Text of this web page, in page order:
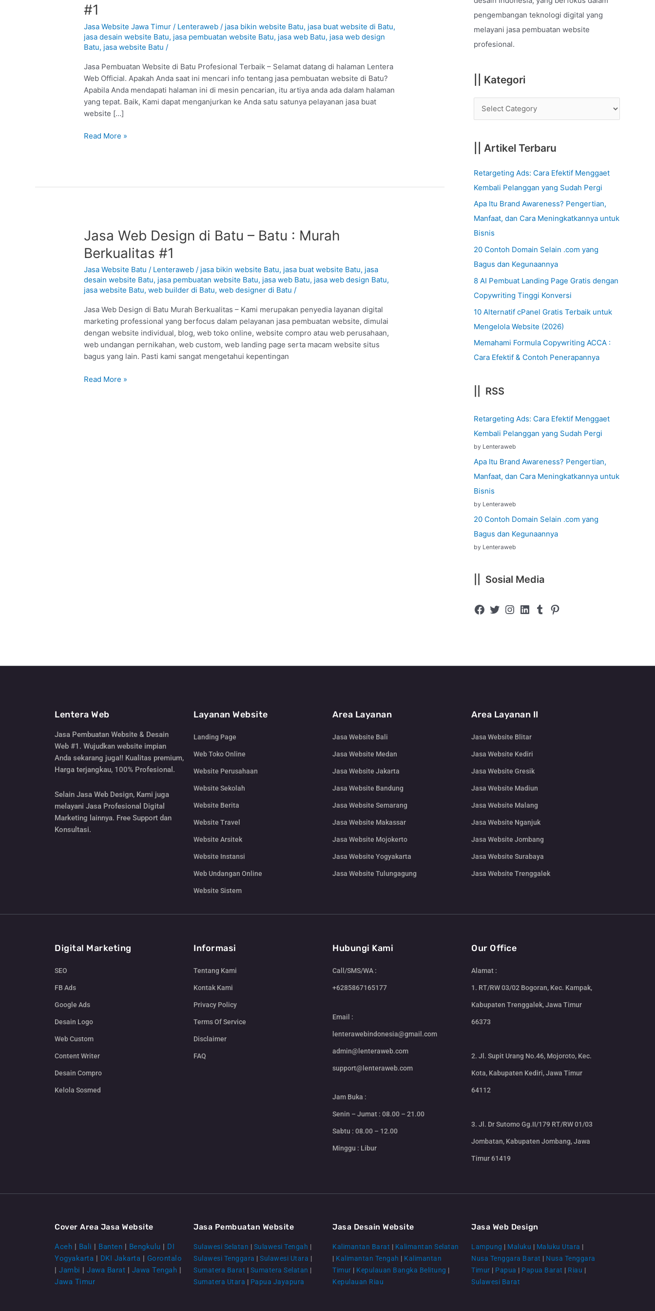
#1
Jasa Website Jawa Timur / Lenteraweb/ jasa bikin website Batu, jasa buat website di Batu,
jasa desain website Batu, jasa pembuatan website Batu, jasa web Batu, jasa web design
Batu, jasa website Batu /
Jasa Pembuatan Website di Batu Profesional Terbaik – Selamat datang di halaman Lentera
Web Official. Apakah Anda saat ini mencari info tentang jasa pembuatan website di Batu?
Apabila Anda mendapati halaman ini di mesin pencarian, itu artiya anda ada dalam halaman
yang tepat. Baik, Kami dapat menganjurkan ke Anda satu satunya pelayanan jasa buat
website […]
Website
di
Batu
:
#1
Read More »
Jasa Web Design di Batu – Batu : Murah
Berkualitas #1
Jasa Website Batu / Lenteraweb/ jasa bikin website Batu, jasa buat website Batu, jasa
desain website Batu, jasa pembuatan website Batu, jasa web Batu, jasa web design Batu,
jasa website Batu,web builder di Batu,web designer di Batu /
Jasa Web Design di Batu Murah Berkualitas – Kami merupakan penyedia layanan digital
marketing professional yang berfocus dalam pelayanan jasa pembuatan website, dimulai
dengan website individual, blog, web toko online, website compro atau web perusahaan,
web undangan pernikahan, web custom, web landing page serta macam website situs
bagus yang lain. Pasti kami sangat mengetahui kepentingan
Jasa
Web
Design
di
Batu
–
:
Murah
Berkualitas
#1
Read More »
o
r
:
pengembangan teknologi digital yang
melayani jasa pembuatan website
profesional.
|| Kategori
|| Artikel Terbaru
Retargeting Ads: Cara Efektif Menggaet
Kembali Pelanggan yang Sudah Pergi
Apa Itu Brand Awareness? Pengertian,
Manfaat, dan Cara Meningkatkannya untuk
Bisnis
20 Contoh Domain Selain .com yang
Bagus dan Kegunaannya
8 AI Pembuat Landing Page Gratis dengan
Copywriting Tinggi Konversi
10 Alternatif cPanel Gratis Terbaik untuk
Mengelola Website (2026)
Memahami Formula Copywriting ACCA :
Cara Efektif & Contoh Penerapannya
|| RSS
Retargeting Ads: Cara Efektif Menggaet
Kembali Pelanggan yang Sudah Pergi
by Lenteraweb
Apa Itu Brand Awareness? Pengertian,
Manfaat, dan Cara Meningkatkannya untuk
Bisnis
by Lenteraweb
20 Contoh Domain Selain .com yang
Bagus dan Kegunaannya
by Lenteraweb
|| Sosial Media
Lentera Web
Jasa Pembuatan Website & Desain
Web #1. Wujudkan website impian
Anda sekarang juga!! Kualitas premium,
Harga terjangkau, 100% Profesional.
Selain Jasa Web Design, Kami juga
melayani Jasa Profesional Digital
Marketing lainnya. Free Support dan
Konsultasi.
Layanan Website
Landing Page
Web Toko Online
Website Perusahaan
Website Sekolah
Website Berita
Website Travel
Website Arsitek
Website Instansi
Web Undangan Online
Website Sistem
Area Layanan
Jasa Website Bali
Jasa Website Medan
Jasa Website Jakarta
Jasa Website Bandung
Jasa Website Semarang
Jasa Website Makassar
Jasa Website Mojokerto
Jasa Website Yogyakarta
Jasa Website Tulungagung
Area Layanan II
Jasa Website Blitar
Jasa Website Kediri
Jasa Website Gresik
Jasa Website Madiun
Jasa Website Malang
Jasa Website Nganjuk
Jasa Website Jombang
Jasa Website Surabaya
Jasa Website Trenggalek
Digital Marketing
SEO
FB Ads
Google Ads
Desain Logo
Web Custom
Content Writer
Desain Compro
Kelola Sosmed
Informasi
Tentang Kami
Kontak Kami
Privacy Policy
Terms Of Service
Disclaimer
FAQ
Hubungi Kami
Call/SMS/WA :
+6285867165177
Email :
lenterawebindonesia@gmail.com
admin@lenteraweb.com
support@lenteraweb.com
Jam Buka :
Senin – Jumat : 08.00 – 21.00
Sabtu : 08.00 – 12.00
Minggu : Libur
Our Office
Alamat :
1. RT/RW 03/02 Bogoran, Kec. Kampak,
Kabupaten Trenggalek, Jawa Timur
66373
2. Jl. Supit Urang No.46, Mojoroto, Kec.
Kota, Kabupaten Kediri, Jawa Timur
64112
3. Jl. Dr Sutomo Gg.II/179 RT/RW 01/03
Jombatan, Kabupaten Jombang, Jawa
Timur 61419
Cover Area Jasa Website
Aceh | Bali | Banten | Bengkulu | DI
Yogyakarta | DKI Jakarta | Gorontalo
| Jambi | Jawa Barat | Jawa Tengah |
Jawa Timur
Jasa Pembuatan Website
Sulawesi Selatan | Sulawesi Tengah |
Sulawesi Tenggara | Sulawesi Utara |
Sumatera Barat | Sumatera Selatan |
Sumatera Utara | Papua Jayapura
Jasa Desain Website
Kalimantan Barat | Kalimantan Selatan
| Kalimantan Tengah | Kalimantan
Timur | Kepulauan Bangka Belitung |
Kepulauan Riau
Jasa Web Design
Lampung | Maluku | Maluku Utara |
Nusa Tenggara Barat | Nusa Tenggara
Timur | Papua | Papua Barat | Riau |
Sulawesi Barat